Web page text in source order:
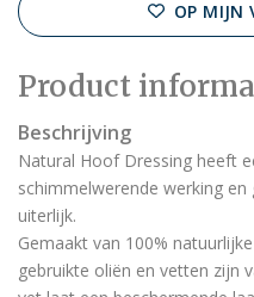
OP MIJN
Product
Beschrijving
Natural Hoof Dressing heeft
schimmelwerende werking
uiterlijk.
Gemaakt van 100%
gebruikte oliën en vetten zijn